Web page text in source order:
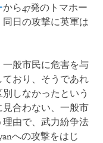
から47発のトマホー
日の攻撃に英軍は
般市民に危害を与
おり、そうであれ
しなかったという
合わない、一般市
由で、武力紛争法
への攻撃をはじ